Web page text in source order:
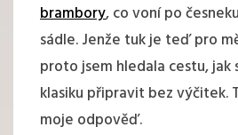
brambory, co voní po
sádle. Jenže tuk je teď pro
proto jsem hledala cestu, jak
klasiku připravit bez výčitek.
moje odpověď.